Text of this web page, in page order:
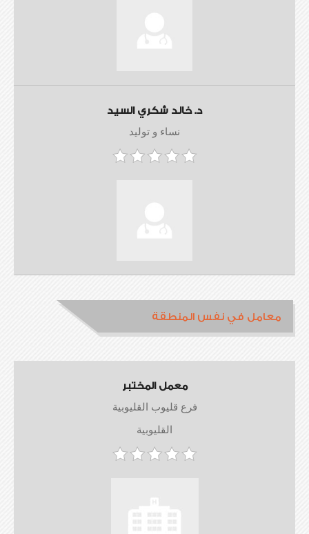
د. خالد شكري السيد
نساء و توليد
معامل في نفس المنطقة
معمل المختبر
فرع قليوب القليوبية
القليوبية